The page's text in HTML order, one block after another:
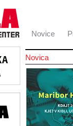
Novice
Novica